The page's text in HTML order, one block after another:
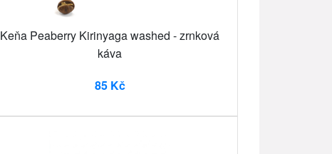
Keňa Peaberry Kirinyaga washed - zrnková
káva
85 Kč